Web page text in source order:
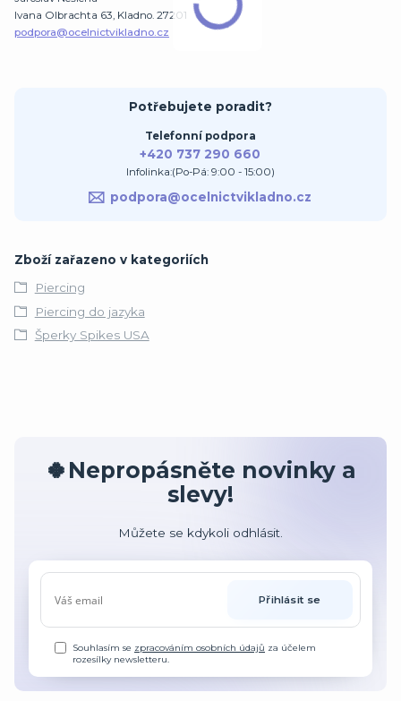
Ivana Olbrachta 63, Kladno. 27201
podpora@ocelnictvikladno.cz
Potřebujete poradit?
Telefonní podpora
+420 737 290 660
Infolinka:(Po-Pá: 9:00 - 15:00)
podpora@ocelnictvikladno.cz
Zboží zařazeno v kategoriích
Piercing
Piercing do jazyka
Šperky Spikes USA
🍀Nepropásněte novinky a
slevy!
Můžete se kdykoli odhlásit.
Přihlásit se
Souhlasím se zpracováním osobních údajů za účelem
rozesílky newsletteru.